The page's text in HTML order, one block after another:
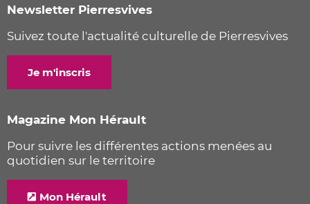
Newsletter Pierresvives
Suivez toute l'actualité culturelle de Pierresvives
Je m'inscris
Magazine Mon Hérault
Pour suivre les différentes actions menées au
quotidien sur le territoire
Mon Hérault